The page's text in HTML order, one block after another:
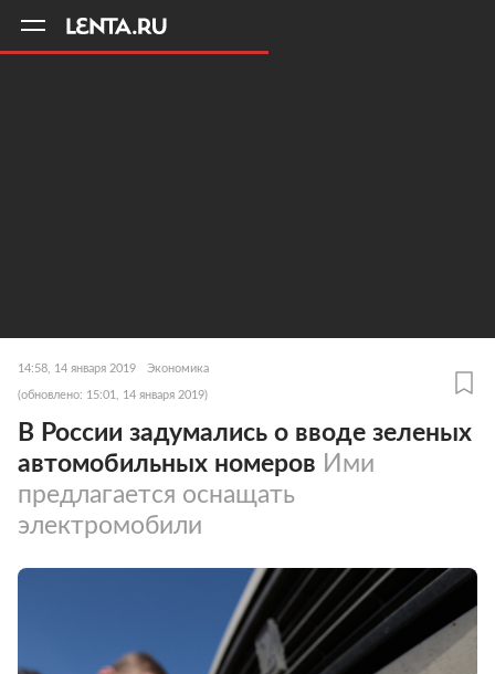
14:58, 14 января 2019 Экономика
(обновлено: 15:01, 14 января 2019)
В России задумались о вводе зеленых
автомобильных номеров Ими
предлагается оснащать
электромобили